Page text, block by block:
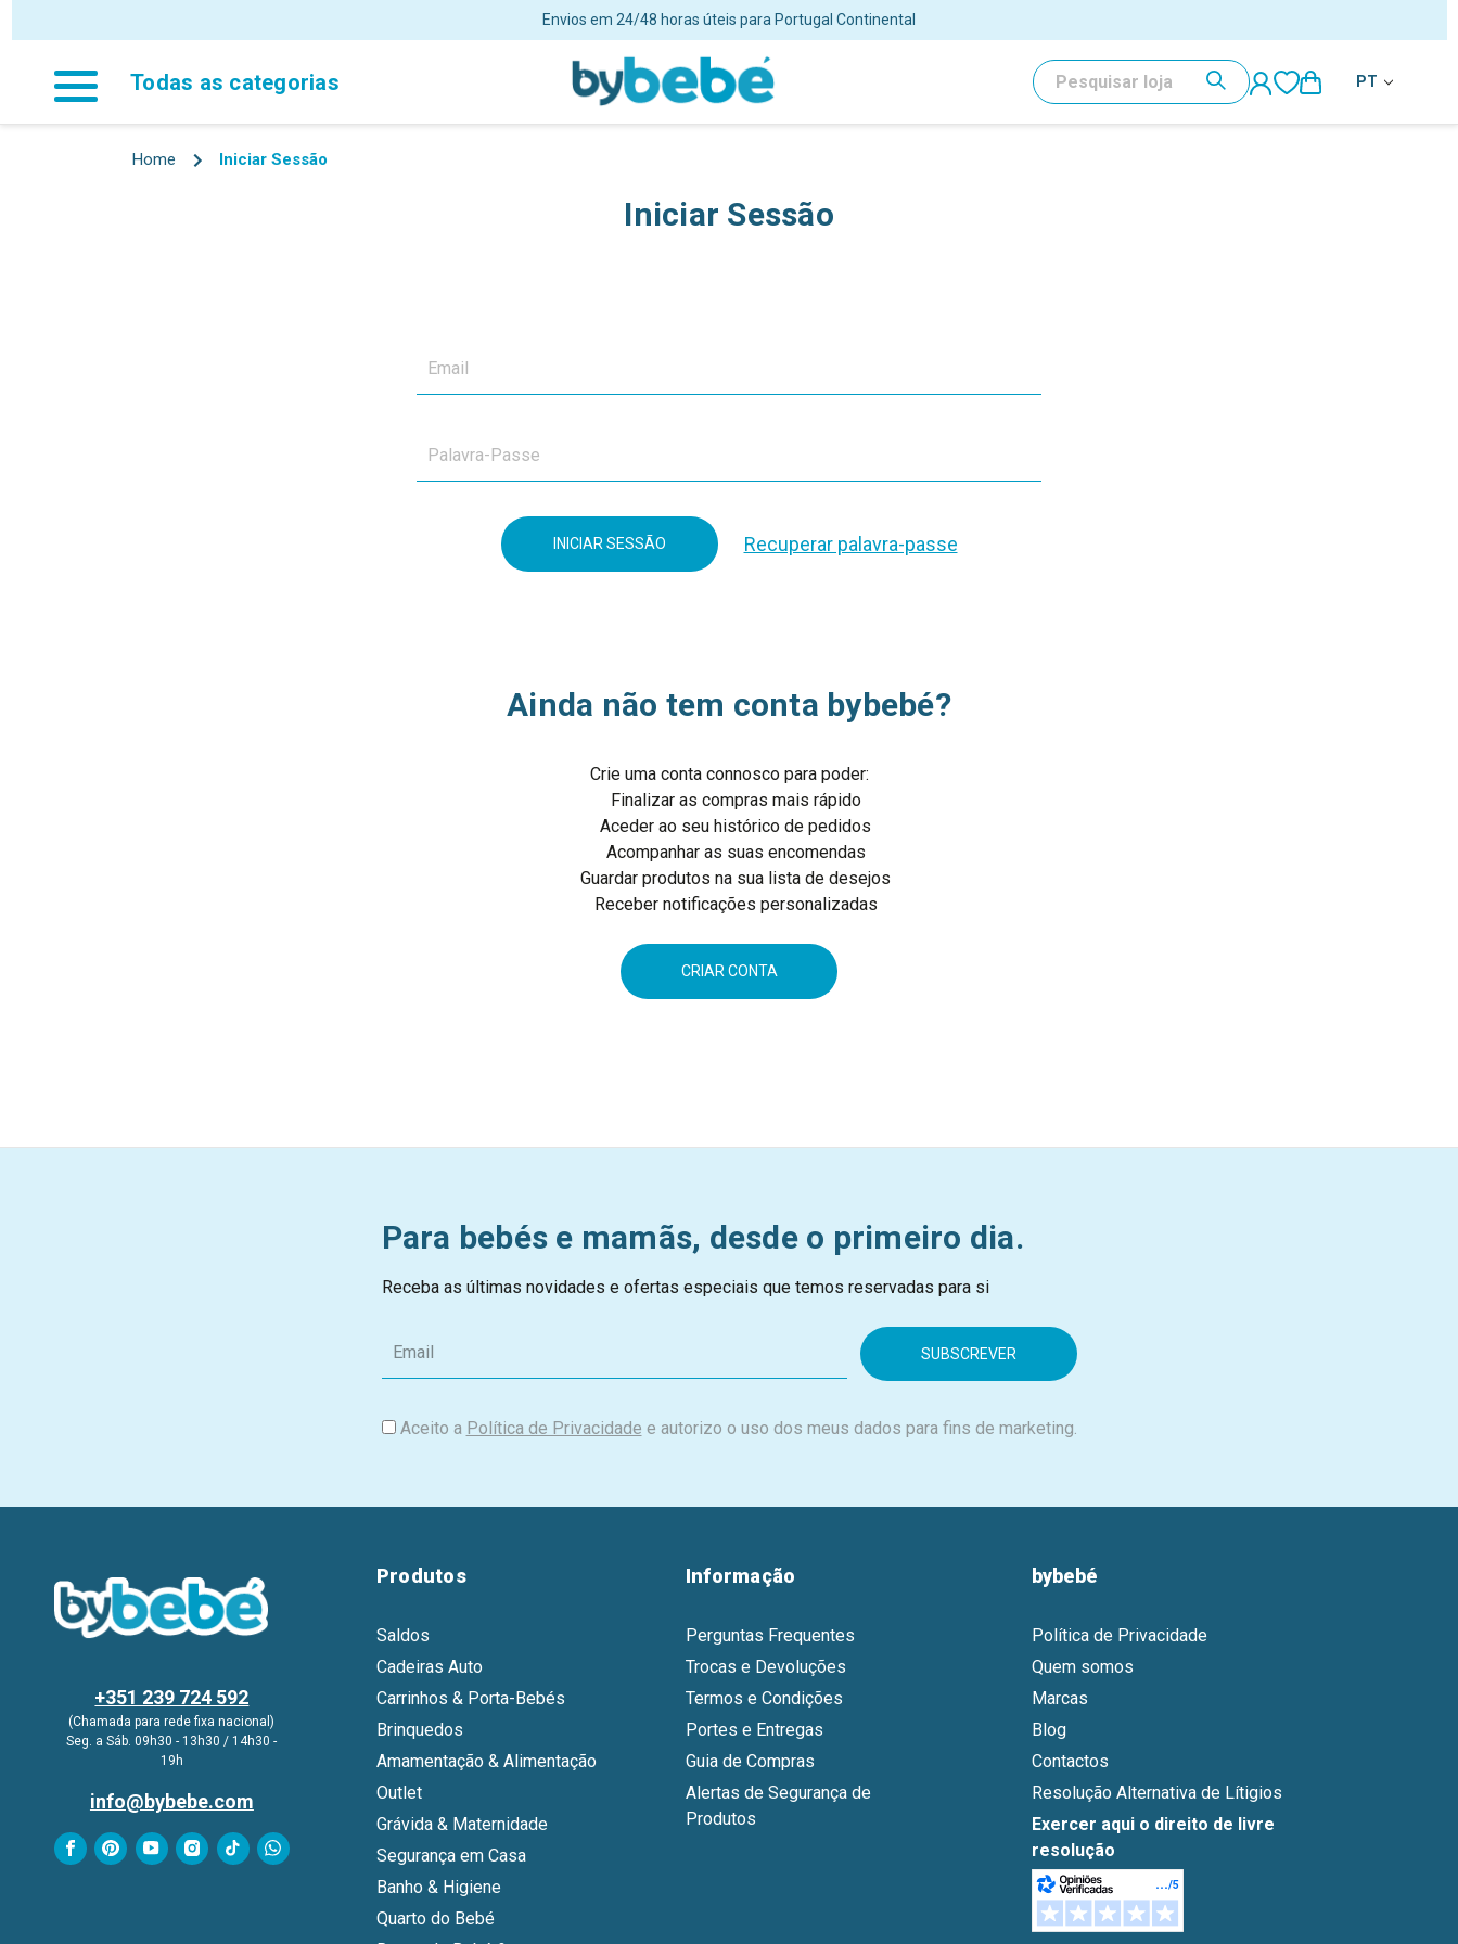
Envios em 24/48 horas úteis para Portugal Continental
Todas as categorias PESQUISAR
PT
Home Iniciar Sessão
Iniciar Sessão
Recuperar palavra-passe
Ainda não tem conta bybebé?
Crie uma conta connosco para poder:
Finalizar as compras mais rápido
Aceder ao seu histórico de pedidos
Acompanhar as suas encomendas
Guardar produtos na sua lista de desejos
Receber notificações personalizadas
CRIAR CONTA
Para bebés e mamãs, desde o primeiro dia.
Receba as últimas novidades e ofertas especiais que temos reservadas para si
m
i
Aceito a Política de Privacidade e autorizo o uso dos meus dados para fins de marketing.
+351 239 724 592
(Chamada para rede fixa nacional)
Seg. a Sáb. 09h30 - 13h30 / 14h30 -
19h
info@bybebe.com
Produtos
Saldos
Cadeiras Auto
Carrinhos & Porta-Bebés
Brinquedos
Amamentação & Alimentação
Outlet
Grávida & Maternidade
Segurança em Casa
Banho & Higiene
Quarto do Bebé
Informação
Perguntas Frequentes
Trocas e Devoluções
Termos e Condições
Portes e Entregas
Guia de Compras
Alertas de Segurança de
Produtos
bybebé
Política de Privacidade
Quem somos
Marcas
Blog
Contactos
Resolução Alternativa de Lítigios
Exercer aqui o direito de livre
resolução